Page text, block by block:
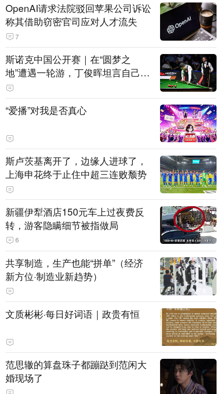
OpenAI请求法院驳回苹果公司诉讼
称其借助窃密官司应对人才流失
7
斯诺克中国公开赛｜在“圆梦之
地”遭遇一轮游，丁俊晖坦言自己状
态起伏是常态
“爱播”对我是否真心
斯卢茨基离开了，边缘人进球了，
上海申花终于止住中超三连败颓势
新疆伊犁酒店150元车上过夜费反
转，游客隐瞒细节被指做局
6
共享制造，生产也能“拼单”（经济
新方位·制造业新趋势）
文质彬彬·每日好词语｜政贵有恒
范思辙的算盘珠子都蹦跶到范闲大
婚现场了